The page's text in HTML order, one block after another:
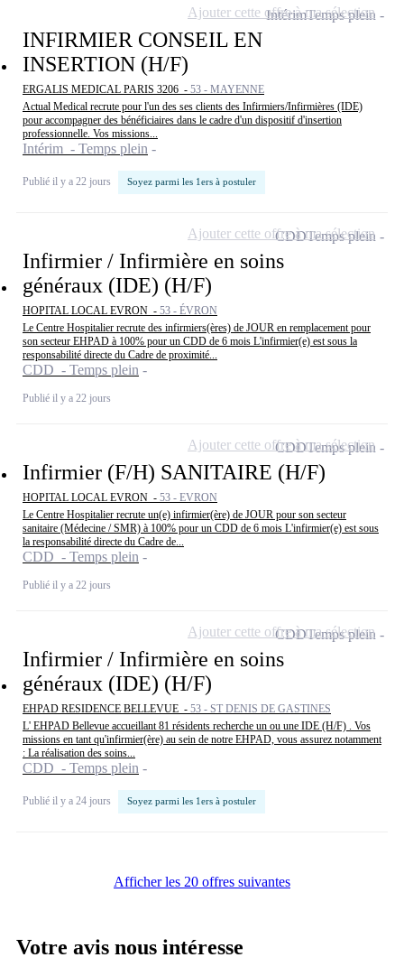
INFIRMIER CONSEIL EN
INSERTION (H/F)
ERGALIS MEDICAL PARIS 3206 - 53 - MAYENNE
Actual Medical recrute pour l'un des ses clients des Infirmiers/Infirmières (IDE)
pour accompagner des bénéficiaires dans le cadre d'un dispositif d'insertion
professionnelle. Vos missions...
Intérim - Temps plein
Publié il y a 22 jours Soyez parmi les 1ers à postuler
IntérimTemps plein
Ajouter cette offre à ma sélection
Infirmier / Infirmière en soins
généraux (IDE) (H/F)
HOPITAL LOCAL EVRON - 53 - ÉVRON
Le Centre Hospitalier recrute des infirmiers(ères) de JOUR en remplacement pour
son secteur EHPAD à 100% pour un CDD de 6 mois L'infirmier(e) est sous la
responsabilité directe du Cadre de proximité...
CDD - Temps plein
Publié il y a 22 jours
CDDTemps plein
Ajouter cette offre à ma sélection
Infirmier (F/H) SANITAIRE (H/F)
HOPITAL LOCAL EVRON - 53 - EVRON
Le Centre Hospitalier recrute un(e) infirmier(ère) de JOUR pour son secteur
sanitaire (Médecine / SMR) à 100% pour un CDD de 6 mois L'infirmier(e) est sous
la responsabilité directe du Cadre de...
CDD - Temps plein
Publié il y a 22 jours
CDDTemps plein
Ajouter cette offre à ma sélection
Infirmier / Infirmière en soins
généraux (IDE) (H/F)
EHPAD RESIDENCE BELLEVUE - 53 - ST DENIS DE GASTINES
L' EHPAD Bellevue accueillant 81 résidents recherche un ou une IDE (H/F) . Vos
missions en tant qu'infirmier(ère) au sein de notre EHPAD, vous assurez notamment
: La réalisation des soins...
CDD - Temps plein
Publié il y a 24 jours Soyez parmi les 1ers à postuler
CDDTemps plein
Ajouter cette offre à ma sélection
Afficher les 20 offres suivantes
Votre avis nous intéresse